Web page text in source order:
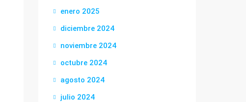
enero 2025
diciembre 2024
noviembre 2024
octubre 2024
agosto 2024
julio 2024